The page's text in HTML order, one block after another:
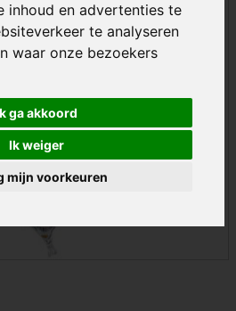
inhoud en advertenties te
te analyseren
waar onze bezoekers
ga akkoord
Ik weiger
mijn voorkeuren